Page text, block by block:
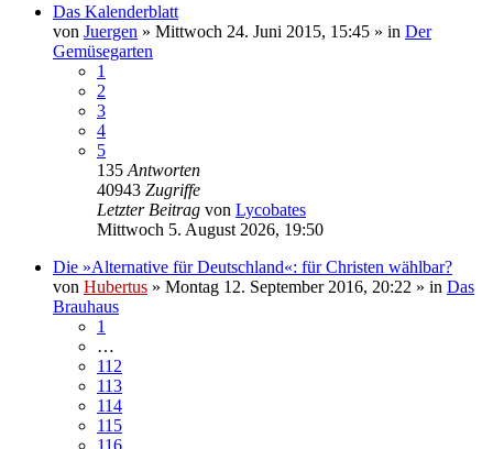
Das Kalenderblatt
von Juergen » Mittwoch 24. Juni 2015, 15:45 » in Der
Gemüsegarten
1
2
3
4
5
135 Antworten
40943 Zugriffe
Letzter Beitrag von Lycobates
Mittwoch 5. August 2026, 19:50
Die »Alternative für Deutschland«: für Christen wählbar?
von Hubertus » Montag 12. September 2016, 20:22 » in Das
Brauhaus
1
…
112
113
114
115
116